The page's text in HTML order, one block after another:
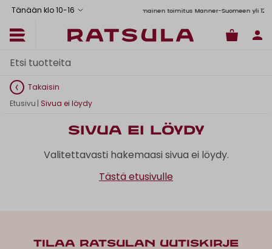
Tänään klo 10-16
Toimituskulut alk. 6,90€ Ilmainen toimitus Manner-Suomeen yli 120
Takaisin
Etusivu | Sivua ei löydy
Sivua ei löydy
Valitettavasti hakemaasi sivua ei löydy.
Tästä etusivulle
TILAA RATSULAN UUTISKIRJE